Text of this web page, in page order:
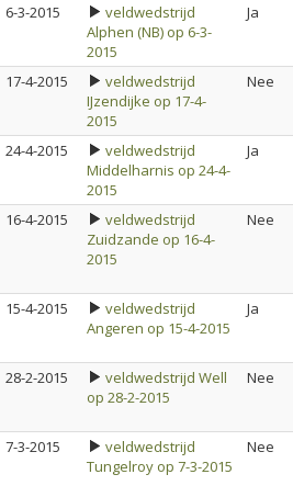
6-3-2015
veldwedstrijd
Alphen (NB) op 6-3-
2015
Ja
17-4-2015
veldwedstrijd
IJzendijke op 17-4-
2015
Nee
24-4-2015
veldwedstrijd
Middelharnis op 24-4-
2015
Ja
16-4-2015
veldwedstrijd
Zuidzande op 16-4-
2015
Nee
15-4-2015
veldwedstrijd
Angeren op 15-4-2015
Ja
28-2-2015
veldwedstrijd Well
op 28-2-2015
Nee
7-3-2015
veldwedstrijd
Tungelroy op 7-3-2015
Nee